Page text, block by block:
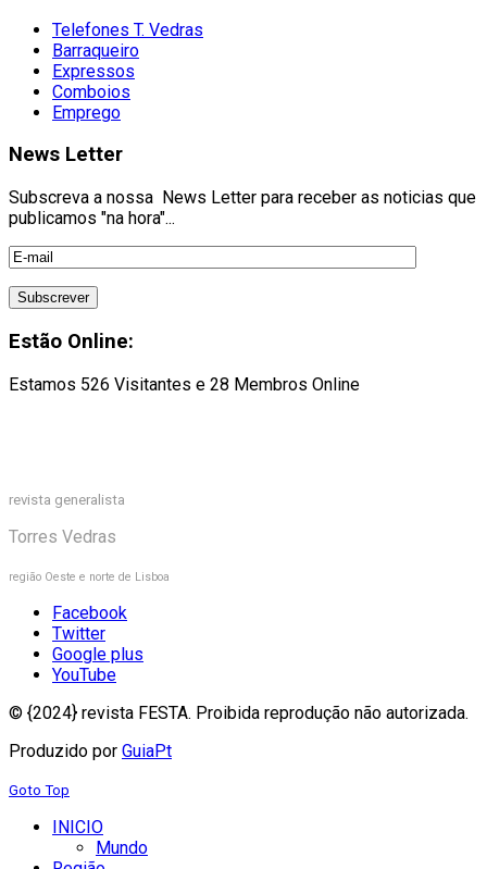
Telefones T. Vedras
Barraqueiro
Expressos
Comboios
Emprego
News Letter
Subscreva a nossa News Letter para receber as noticias que
publicamos "na hora"...
Estão Online:
Estamos 526 Visitantes e 28 Membros Online
revista generalista
Torres Vedras
região Oeste e norte de Lisboa
Facebook
Twitter
Google plus
YouTube
© {2024} revista FESTA. Proibida reprodução não autorizada.
Produzido por GuiaPt
Goto Top
INICIO
Mundo